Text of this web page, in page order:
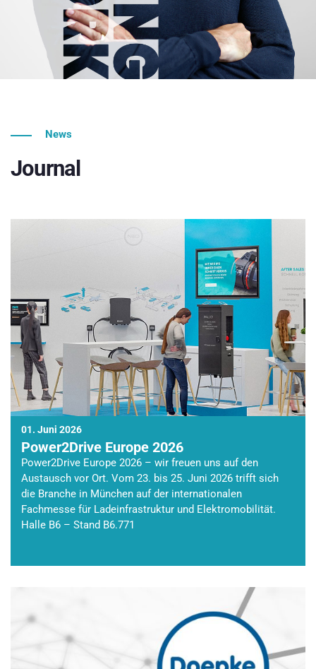
News
Journal
01. Juni 2026
Power2Drive Europe 2026
Power2Drive Europe 2026 – wir freuen uns auf den
Austausch vor Ort. Vom 23. bis 25. Juni 2026 trifft sich
die Branche in München auf der internationalen
Fachmesse für Ladeinfrastruktur und Elektromobilität.
Halle B6 – Stand B6.771